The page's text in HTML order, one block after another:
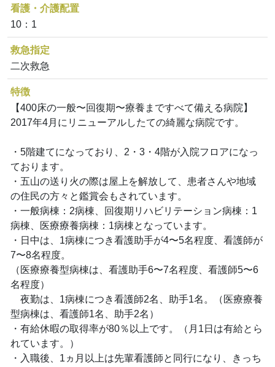
看護・介護配置
10：1
救急指定
二次救急
特徴
【400床の一般〜回復期〜療養まですべて備える病院】
2017年4月にリニューアルしたての綺麗な病院です。
・5階建てになっており、2・3・4階が入院フロアになっ
ております。
・五山の送り火の際は屋上を解放して、患者さんや地域
の住民の方々と鑑賞会もされています。
・一般病棟：2病棟、回復期リハビリテーション病棟：1
病棟、医療療養病棟：1病棟となっています。
・日中は、1病棟につき看護助手が4〜5名程度、看護師が
7〜8名程度。
（医療療養型病棟は、看護助手6〜7名程度、看護師5〜6
名程度）
夜勤は、1病棟につき看護師2名、助手1名。（医療療養
型病棟は、看護師1名、助手2名）
・有給休暇の取得率が80％以上です。（月1日は有給とら
れています。）
・入職後、1ヵ月以上は先輩看護師と同行になり、きっち